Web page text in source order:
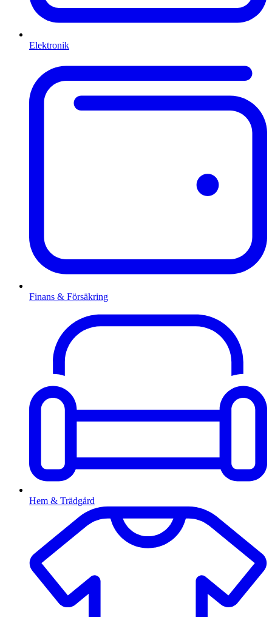
Elektronik
Finans & Försäkring
Hem & Trädgård